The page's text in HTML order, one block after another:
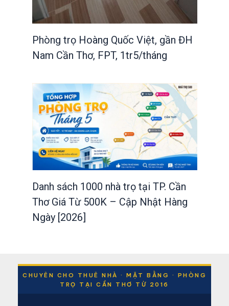
Phòng trọ Hoàng Quốc Việt, gần ĐH
Nam Cần Thơ, FPT, 1tr5/tháng
Danh sách 1000 nhà trọ tại TP. Cần
Thơ Giá Từ 500K – Cập Nhật Hàng
Ngày [2026]
CHUYÊN CHO THUÊ NHÀ · MẶT BẰNG · PHÒNG
TRỌ TẠI CẦN THƠ TỪ 2016